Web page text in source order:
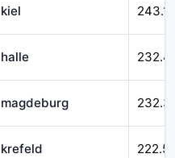
kiel
halle
magdeburg
krefeld